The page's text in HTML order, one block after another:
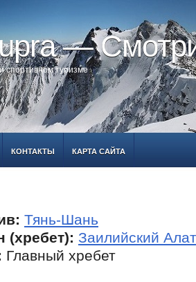
—
спортивном туризме
КОНТАКТЫ КАРТА САЙТА
Тянь-Шань
(хребет): Заилийский
Главный хребет